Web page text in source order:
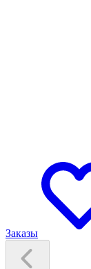
Заказы